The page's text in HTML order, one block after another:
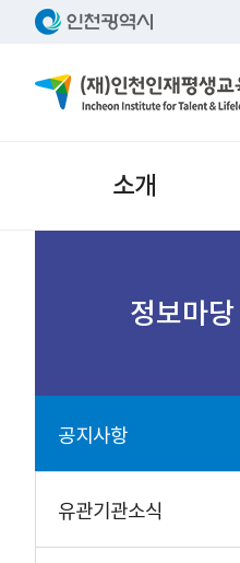
소개
정보마당
공지사항
유관기관소식